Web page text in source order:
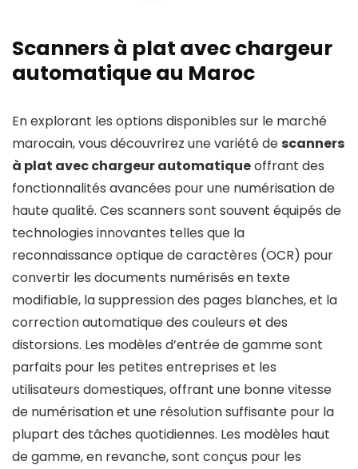
2600
f1
quantity
Scanners à plat avec chargeur
automatique au Maroc
En explorant les options disponibles sur le marché
marocain, vous découvrirez une variété descanners
à plat avec chargeur automatiqueoffrant des
fonctionnalités avancées pour une numérisation de
haute qualité. Ces scanners sont souvent équipés de
technologies innovantes telles que la
reconnaissance optique de caractères (OCR) pour
convertir les documents numérisés en texte
modifiable, la suppression des pages blanches, et la
correction automatique des couleurs et des
distorsions. Les modèles d’entrée de gamme sont
parfaits pour les petites entreprises et les
utilisateurs domestiques, offrant une bonne vitesse
de numérisation et une résolution suffisante pour la
plupart des tâches quotidiennes. Les modèles haut
de gamme, en revanche, sont conçus pour les